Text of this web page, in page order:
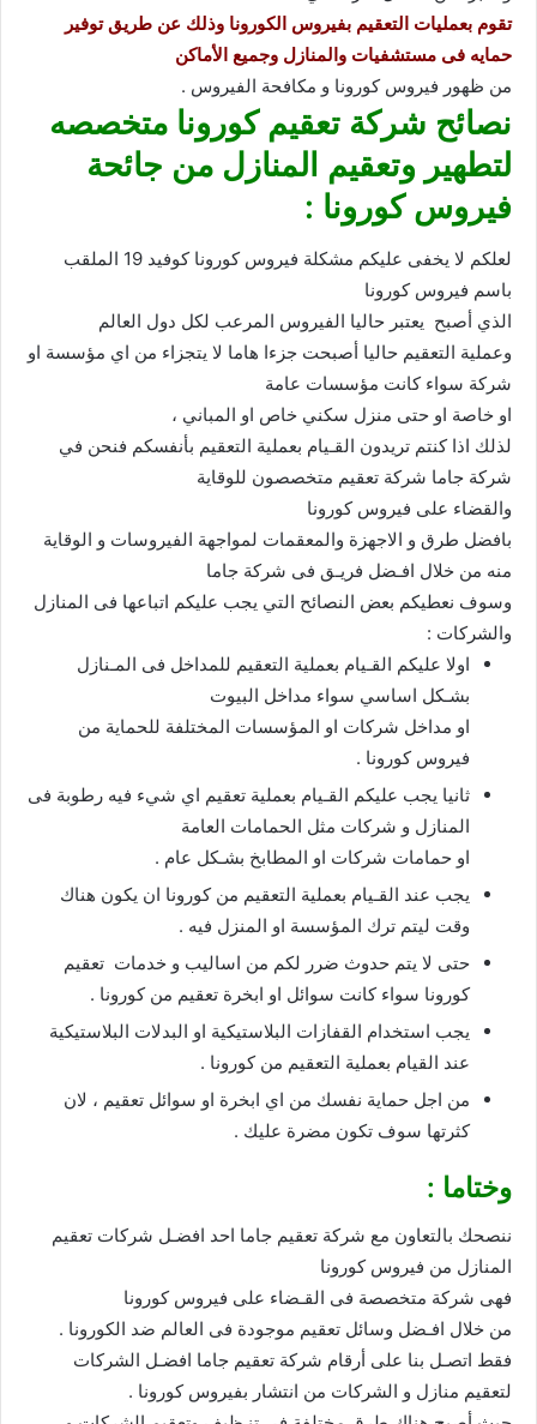
تقوم بعمليات التعقيم بفيروس الكورونا وذلك عن طريق توفير
حمايه فى مستشفيات والمنازل وجميع الأماكن
من ظهور فيروس كورونا و مكافحة الفيروس .
نصائح شركة تعقيم كورونا متخصصه
لتطهير وتعقيم المنازل من جائحة
فيروس كورونا :
لعلكم لا يخفى عليكم مشكلة فيروس كورونا كوفيد 19 الملقب
باسم فيروس كورونا
الذي أصبح يعتبر حاليا الفيروس المرعب لكل دول العالم
وعملية التعقيم حاليا أصبحت جزءا هاما لا يتجزاء من اي مؤسسة او
شركة سواء كانت مؤسسات عامة
او خاصة او حتى منزل سكني خاص او المباني ،
لذلك اذا كنتم تريدون القـيام بعملية التعقيم بأنفسكم فنحن في
شركة جاما شركة تعقيم متخصصون للوقاية
والقضاء على فيروس كورونا
بافضل طرق و الاجهزة والمعقمات لمواجهة الفيروسات و الوقاية
منه من خلال افـضل فريـق فى شركة جاما
وسوف نعطيكم بعض النصائح التي يجب عليكم اتباعها فى المنازل
والشركات :
اولا عليكم القـيام بعملية التعقيم للمداخل فى المـنازل
بشـكل اساسي سواء مداخل البيوت
او مداخل شركات او المؤسسات المختلفة للحماية من
فيروس كورونا .
ثانيا يجب عليكم القـيام بعملية تعقيم اي شيء فيه رطوبة فى
المنازل و شركات مثل الحمامات العامة
او حمامات شركات او المطابخ بشـكل عام .
يجب عند القـيام بعملية التعقيم من كورونا ان يكون هناك
وقت ليتم ترك المؤسسة او المنزل فيه .
حتى لا يتم حدوث ضرر لكم من اساليب و خدمات تعقيم
كورونا سواء كانت سوائل او ابخرة تعقيم من كورونا .
يجب استخدام القفازات البلاستيكية او البدلات البلاستيكية
عند القيام بعملية التعقيم من كورونا .
من اجل حماية نفسك من اي ابخرة او سوائل تعقيم ، لان
كثرتها سوف تكون مضرة عليك .
وختاما :
ننصحك بالتعاون مع شركة تعقيم جاما احد افضـل شركات تعقيم
المنازل من فيروس كورونا
فهى شركة متخصصة فى القـضاء على فيروس كورونا
من خلال افـضل وسائل تعقيم موجودة فى العالم ضد الكورونا .
فقط اتصـل بنا على أرقام شركة تعقيم جاما افضـل الشركات
لتعقيم منازل و الشركات من انتشار بفيروس كورونا .